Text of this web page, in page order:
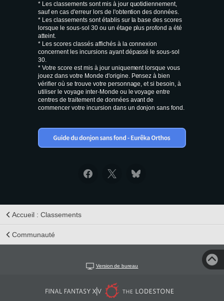
* Les classements sont mis à jour quotidiennement,
sauf en cas d'erreur lors de l'obtention des données.
* Les classements sont établis sur la base des scores
lorsque le sous-sol 30 ou un étage plus profond a été
atteint.
* Les scores classés affichés à la connexion
concernent les incursions ayant dépassé le sous-sol
30.
* Votre score est mis à jour uniquement lorsque vous
jouez dans votre Monde d'origine. Pensez à bien
vérifier où se trouve votre personnage, et si besoin, à
utiliser le voyage inter-Monde ou le voyage entre
centres de traitement de données avant de
commencer votre incursion dans un donjon sans fond.
Accueil : Classements
Communauté
Version de bureau